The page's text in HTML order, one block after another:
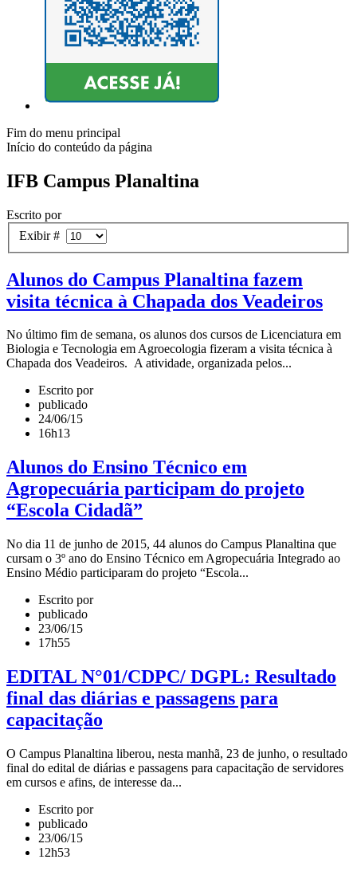
Fim do menu principal
Início do conteúdo da página
IFB Campus Planaltina
Escrito por
Exibir #
Alunos do Campus Planaltina fazem
visita técnica à Chapada dos Veadeiros
No último fim de semana, os alunos dos cursos de Licenciatura em
Biologia e Tecnologia em Agroecologia fizeram a visita técnica à
Chapada dos Veadeiros. A atividade, organizada pelos...
Escrito por
publicado
24/06/15
16h13
Alunos do Ensino Técnico em
Agropecuária participam do projeto
“Escola Cidadã”
No dia 11 de junho de 2015, 44 alunos do Campus Planaltina que
cursam o 3º ano do Ensino Técnico em Agropecuária Integrado ao
Ensino Médio participaram do projeto “Escola...
Escrito por
publicado
23/06/15
17h55
EDITAL N°01/CDPC/ DGPL: Resultado
final das diárias e passagens para
capacitação
O Campus Planaltina liberou, nesta manhã, 23 de junho, o resultado
final do edital de diárias e passagens para capacitação de servidores
em cursos e afins, de interesse da...
Escrito por
publicado
23/06/15
12h53